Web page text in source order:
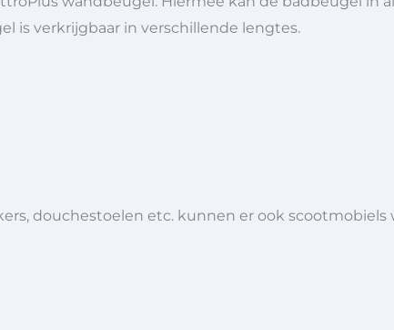
is verkrijgbaar in verschillende lengtes.
douchestoelen etc. kunnen er ook scootmobiels